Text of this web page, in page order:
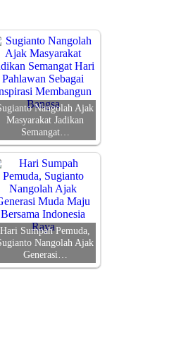
Nangolah Ajak
Masyarakat Jadikan
Semangat…
Hari Sumpah Pemuda,
Nangolah Ajak
Generasi…